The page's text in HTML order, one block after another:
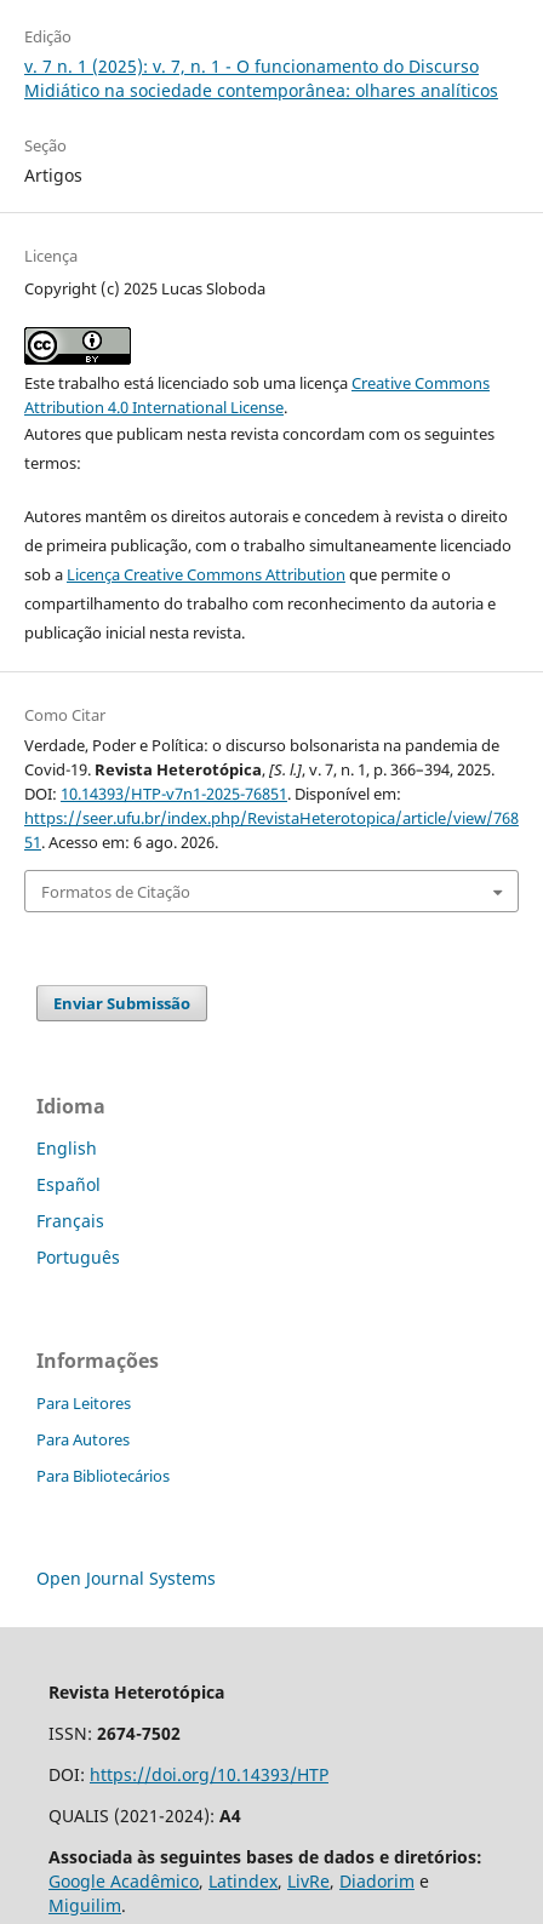
Edição
v. 7 n. 1 (2025): v. 7, n. 1 - O funcionamento do Discurso
Midiático na sociedade contemporânea: olhares analíticos
Seção
Artigos
Licença
Copyright (c) 2025 Lucas Sloboda
Este trabalho está licenciado sob uma licençaCreative Commons
Attribution 4.0 International License.
Autores que publicam nesta revista concordam com os seguintes
termos:
Autores mantêm os direitos autorais e concedem à revista o direito
de primeira publicação, com o trabalho simultaneamente licenciado
sob a Licença Creative Commons Attribution que permite o
compartilhamento do trabalho com reconhecimento da autoria e
publicação inicial nesta revista.
Como Citar
Verdade, Poder e Política: o discurso bolsonarista na pandemia de
Covid-19. Revista Heterotópica,[S. l.], v. 7, n. 1, p. 366–394, 2025.
DOI: 10.14393/HTP-v7n1-2025-76851. Disponível em:
https://seer.ufu.br/index.php/RevistaHeterotopica/article/view/768
51. Acesso em: 6 ago. 2026.
Formatos de Citação
Enviar Submissão
Idioma
English
Español
Français
Português
Informações
Para Leitores
Para Autores
Para Bibliotecários
Open Journal Systems
Revista Heterotópica
ISSN: 2674-7502
DOI: https://doi.org/10.14393/HTP
QUALIS (2021-2024): A4
Associada às seguintes bases de dados e diretórios:
Google Acadêmico, Latindex, LivRe, Diadorim e
Miguilim.